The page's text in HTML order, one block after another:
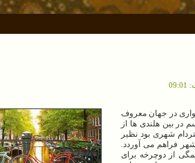
در جهان معروف
در بین هلندی ها از
بگوییم که در حدود ۴۰ سال پیش آمستردام شهری بود نظیر
شهر فراهم می آوردد.
از دوچرخه برای